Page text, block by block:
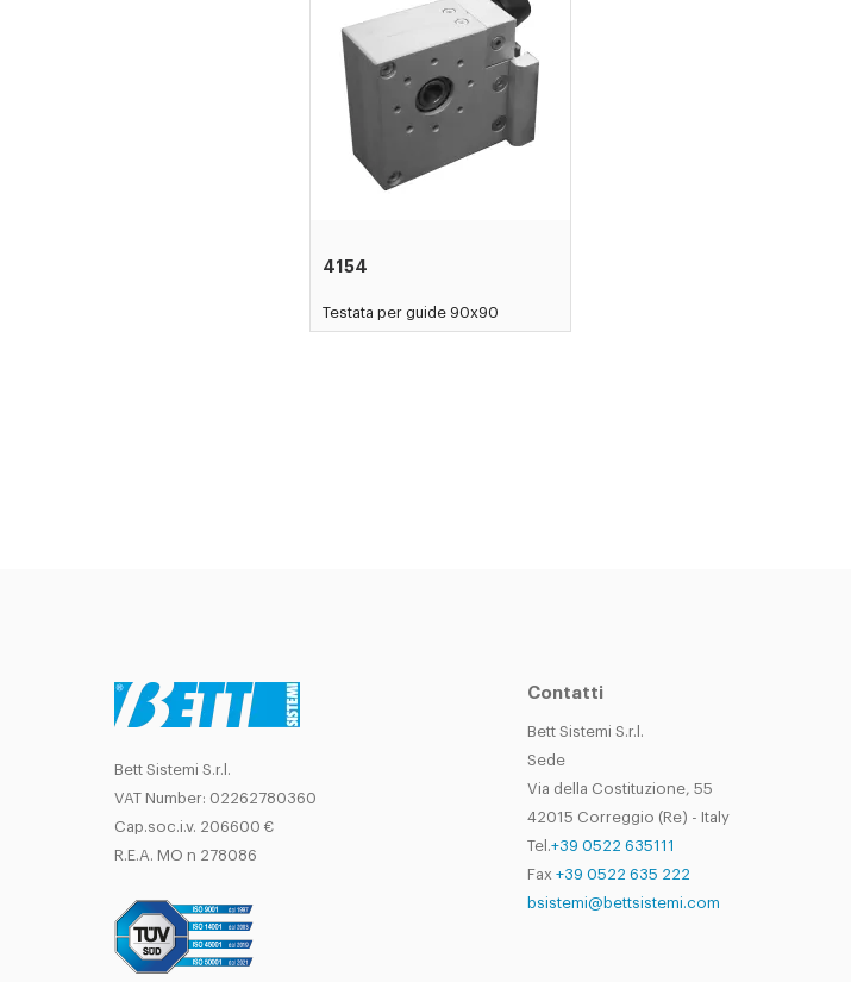
4154
Testata per guide 90x90
Bett Sistemi S.r.l.
VAT Number: 02262780360
Cap.soc.i.v. 206600 €
R.E.A. MO n 278086
Contatti
Bett Sistemi S.r.l.
Sede
Via della Costituzione, 55
42015 Correggio (Re) - Italy
Tel.+39 0522 635111
Fax +39 0522 635 222
bsistemi@bettsistemi.com